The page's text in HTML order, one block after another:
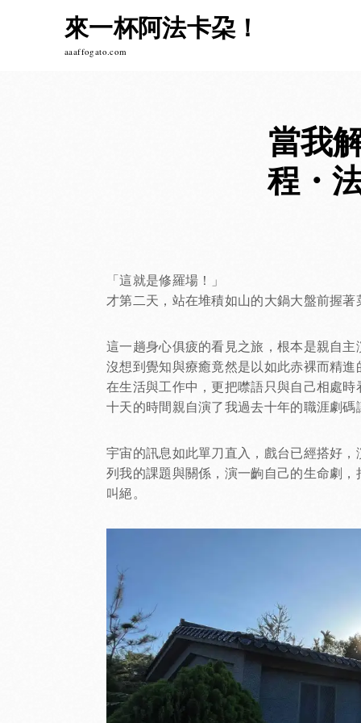
來一杯阿法卡朶！
aaaffogato.com
當我
程・
「這就是修羅場！」
才第二天，站在堆積如山的大鍋大盤前握
這一趟身心俱疲的看見之旅，根本是親自
沒想到覺知與療癒竟然是以如此赤裸而精
在生活與工作中，更把噤語只與自己相處
十天的時間親自演了我過去十年的職涯劇碼
宇宙的訊息如此單刀直入，戲台已經搭好
列我的課題與關係，演一齣自己的生命劇
叫絕。